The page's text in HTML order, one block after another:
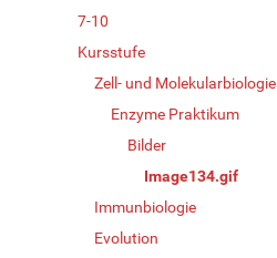
7-10
Kursstufe
Zell- und Molekularbiologie
Enzyme Praktikum
Bilder
Image134.gif
Immunbiologie
Evolution